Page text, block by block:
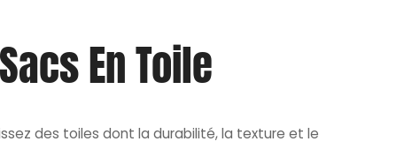
En Toile
des toiles dont la durabilité, la texture et le